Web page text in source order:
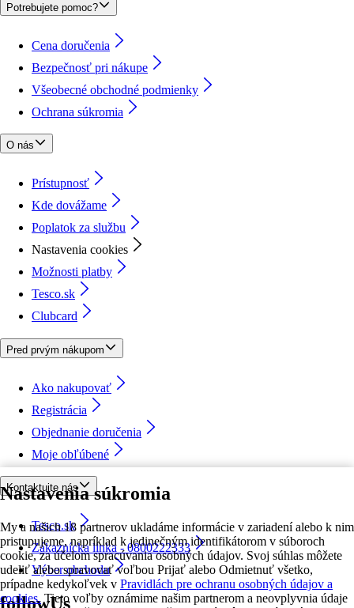
Nastavenia súkromia
My a našich 18 partnerov ukladáme informácie v zariadení alebo k nim
pristupujeme, napríklad k jedinečným identifikátorom v súboroch
cookie, za účelom spracúvania osobných údajov. Svoj súhlas môžete
udeliť alebo spravovať voľbou Prijať alebo Odmietnuť všetko,
prípadne kedykoľvek v Pravidlách pre ochranu osobných údajov a
cookies. Tieto voľby oznámime našim partnerom a neovplyvnia údaje
Potrebujete pomoc?
Cena doručenia
Bezpečnosť pri nákupe
Všeobecné obchodné podmienky
Ochrana súkromia
O nás
Prístupnosť
Kde dovážame
Poplatok za službu
Nastavenia cookies
Možnosti platby
Tesco.sk
Clubcard
Pred prvým nákupom
Ako nakupovať
Registrácia
Objednanie doručenia
Moje obľúbené
Kontaktujte nás
Tesco.sk
Zákaznícka linka - 0800222333
Výber obchodu
followUs